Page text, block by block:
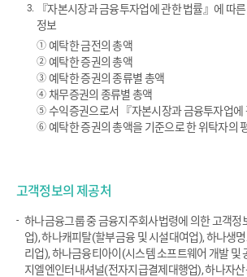
『자본시장과 금융투자업에 관한 법률』에 따
정보
예탁한 금전의 총액
예탁한 증권의 총액
예탁한 증권의 종류별 총액
채무증권의 종류별 총액
수익증권으로서 『자본시장과 금융투자업
예탁한 증권의 총액을 기준으로 한 위탁자의
고객정보의 제공처
하나금융그룹 중 금융지주회사법령에 의한 고객
업), 하나캐피탈(할부금융 및 시설대여업), 하나생
리업), 하나금융티아이(시스템 소프트웨어 개발
지엘엔인터내셔널(전자지급결제대행업), 하나자